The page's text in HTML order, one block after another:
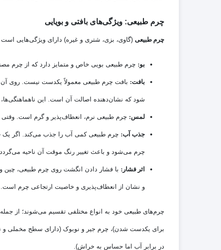
چرم طبیعی: ویژگی‌های بافتی و بویایی
چرم طبیعی (گاوی، بزی، شتری و غیره) دارای ویژگی‌هایی
بو: چرم طبیعی بویی خاص و متمایز دارد که از چرم
بافت: بافت چرم طبیعی معمولاً یکدست نیست. روی
شود که نشان‌دهنده اصالت آن است. این
لمس: چرم طبیعی نرم، انعطاف‌پذیر و گرم است.
جذب آب: چرم طبیعی کمی آب را جذب می‌کند. اگر یک
چرم می‌شود و باعث تغییر رنگ موقت آن ناحیه می‌گردد.
اثر فشار: با فشار دادن انگشت روی چرم طبیعی،
و نشان از انعطاف‌پذیری و خاصیت ارتجاعی چرم است.
چرم‌های طبیعی خود به انواع مختلفی تقسیم می‌شوند؛ از
برای یکدست شدن)، چرم جیر و نوبوک (دارای سطح مخملی و
در برابر آب اما حساس به خراش).